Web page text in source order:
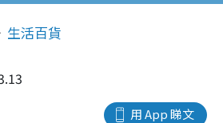
生活百貨
用 App 睇文